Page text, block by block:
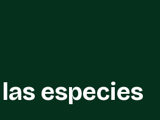
especies